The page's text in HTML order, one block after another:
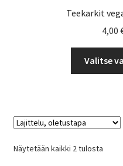
Teekarkit
4,00
Valitse
Näytetään kaikki 2 tulosta